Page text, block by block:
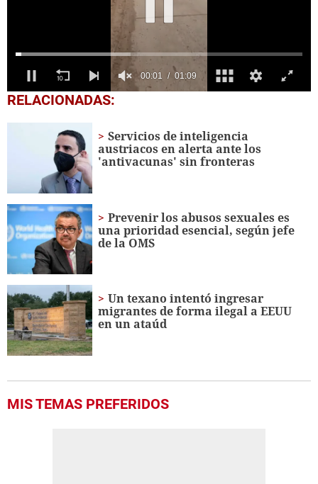
0
seconds
RELACIONADAS:
Servicios de inteligencia
austriacos en alerta ante los
'antivacunas' sin fronteras
Prevenir los abusos sexuales es
una prioridad esencial, según jefe
de la OMS
Un texano intentó ingresar
migrantes de forma ilegal a EEUU
en un ataúd
MIS TEMAS PREFERIDOS